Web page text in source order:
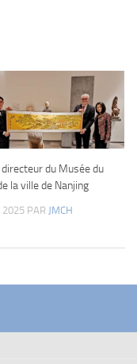
du Musée du
la ville de Nanjing
2025 PAR JMCH